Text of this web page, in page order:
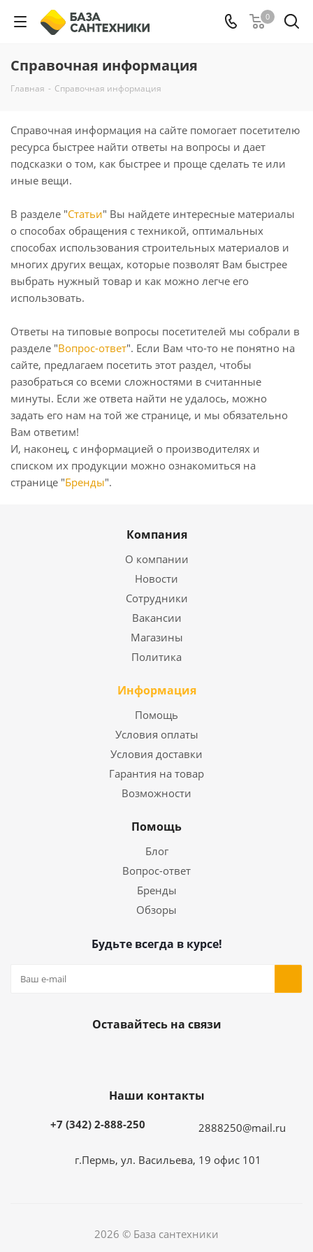
0
Справочная информация
Главная - Справочная информация
Справочная информация на сайте помогает посетителю
ресурса быстрее найти ответы на вопросы и дает
подсказки о том, как быстрее и проще сделать те или
иные вещи.
В разделе "Статьи" Вы найдете интересные материалы
о способах обращения с техникой, оптимальных
способах использования строительных материалов и
многих других вещах, которые позволят Вам быстрее
выбрать нужный товар и как можно легче его
использовать.
Ответы на типовые вопросы посетителей мы собрали в
разделе "Вопрос-ответ". Если Вам что-то не понятно на
сайте, предлагаем посетить этот раздел, чтобы
разобраться со всеми сложностями в считанные
минуты. Если же ответа найти не удалось, можно
задать его нам на той же странице, и мы обязательно
Вам ответим!
И, наконец, с информацией о производителях и
списком их продукции можно ознакомиться на
странице "Бренды".
Компания
О компании
Новости
Сотрудники
Вакансии
Магазины
Политика
Информация
Помощь
Условия оплаты
Условия доставки
Гарантия на товар
Возможности
Помощь
Блог
Вопрос-ответ
Бренды
Обзоры
Будьте всегда в курсе!
Оставайтесь на связи
Наши контакты
+7 (342) 2-888-250 2888250@mail.ru
г.Пермь, ул. Васильева, 19 офис 101
2026 © База сантехники